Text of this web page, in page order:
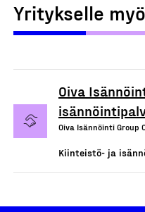
Yritykselle
Oiva
Oiva Isännöinti Group
Kiinteistö- ja